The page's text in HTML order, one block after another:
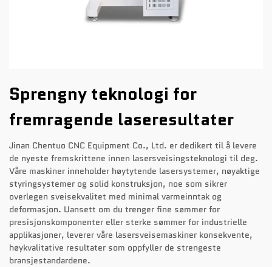
Sprengny teknologi for
fremragende laseresultater
Jinan Chentuo CNC Equipment Co., Ltd. er dedikert til å levere
de nyeste fremskrittene innen lasersveisingsteknologi til deg.
Våre maskiner inneholder høytytende lasersystemer, nøyaktige
styringsystemer og solid konstruksjon, noe som sikrer
overlegen sveisekvalitet med minimal varmeinntak og
deformasjon. Uansett om du trenger fine sømmer for
presisjonskomponenter eller sterke sømmer for industrielle
applikasjoner, leverer våre lasersveisemaskiner konsekvente,
høykvalitative resultater som oppfyller de strengeste
bransjestandardene.